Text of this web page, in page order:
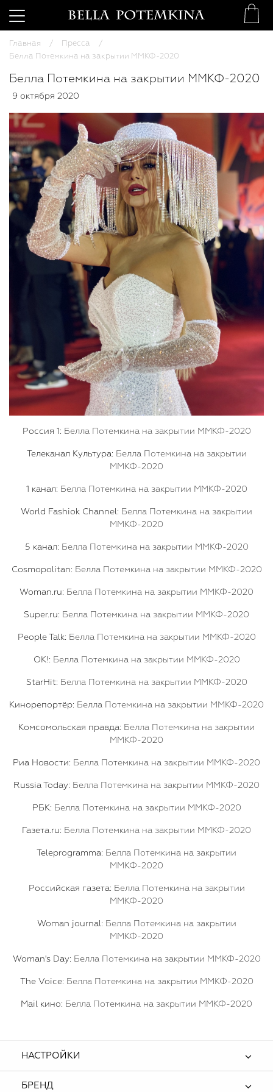
Главная
Пресса
Белла Потемкина на закрытии ММКФ-2020
Белла Потемкина на закрытии ММКФ-2020
9 октября 2020
Россия 1: Белла Потемкина на закрытии ММКФ-2020
Телеканал Культура: Белла Потемкина на закрытии
ММКФ-2020
1 канал: Белла Потемкина на закрытии ММКФ-2020
World Fashiok Channel: Белла Потемкина на закрытии
ММКФ-2020
5 канал: Белла Потемкина на закрытии ММКФ-2020
Cosmopolitan: Белла Потемкина на закрытии ММКФ-2020
Woman.ru: Белла Потемкина на закрытии ММКФ-2020
Super.ru: Белла Потемкина на закрытии ММКФ-2020
People Talk: Белла Потемкина на закрытии ММКФ-2020
OK!: Белла Потемкина на закрытии ММКФ-2020
StarHit: Белла Потемкина на закрытии ММКФ-2020
Кинорепортёр: Белла Потемкина на закрытии ММКФ-2020
Комсомольская правда: Белла Потемкина на закрытии
ММКФ-2020
Риа Новости: Белла Потемкина на закрытии ММКФ-2020
Russia Today: Белла Потемкина на закрытии ММКФ-2020
РБК: Белла Потемкина на закрытии ММКФ-2020
Газета.ru: Белла Потемкина на закрытии ММКФ-2020
Teleprogramma: Белла Потемкина на закрытии
ММКФ-2020
Российская газета: Белла Потемкина на закрытии
ММКФ-2020
Woman journal: Белла Потемкина на закрытии
ММКФ-2020
Woman's Day: Белла Потемкина на закрытии ММКФ-2020
The Voice: Белла Потемкина на закрытии ММКФ-2020
Mail кино: Белла Потемкина на закрытии ММКФ-2020
НАСТРОЙКИ
БРЕНД